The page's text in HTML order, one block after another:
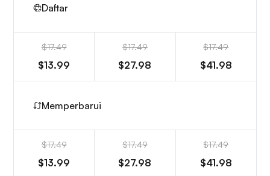
Daftar
$17.49
$13.99
$17.49
$27.98
$17.49
$41.98
Memperbarui
$17.49
$13.99
$17.49
$27.98
$17.49
$41.98